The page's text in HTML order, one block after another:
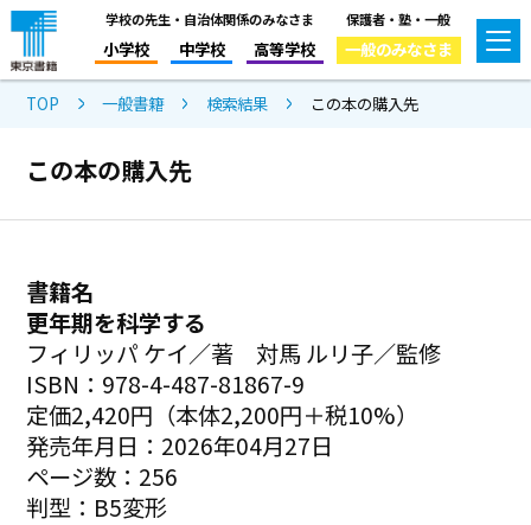
学校の先生・自治体関係のみなさま
小学校 中学校 高等学校
保護者・塾・一般
一般のみなさま
TOP 一般書籍 検索結果 この本の購入先
この本の購入先
書籍名
更年期を科学する
フィリッパ ケイ／著 対馬 ルリ子／監修
ISBN：978-4-487-81867-9
定価2,420円（本体2,200円＋税10%）
発売年月日：2026年04月27日
ページ数：256
判型：B5変形